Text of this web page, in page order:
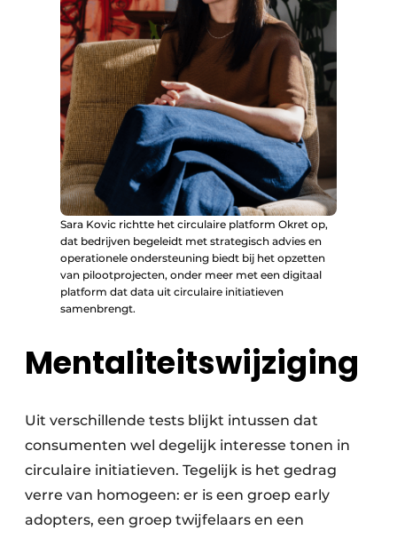
Sara Kovic richtte het circulaire platform Okret op,
dat bedrijven begeleidt met strategisch advies en
operationele ondersteuning biedt bij het opzetten
van pilootprojecten, onder meer met een digitaal
platform dat data uit circulaire initiatieven
samenbrengt.
Mentaliteitswijziging
Uit verschillende tests blijkt intussen dat
consumenten wel degelijk interesse tonen in
circulaire initiatieven. Tegelijk is het gedrag
verre van homogeen: er is een groep early
adopters, een groep twijfelaars en een